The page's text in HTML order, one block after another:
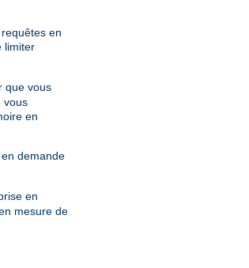
en
limiter
que vous
vous
en
demande
en
mesure de